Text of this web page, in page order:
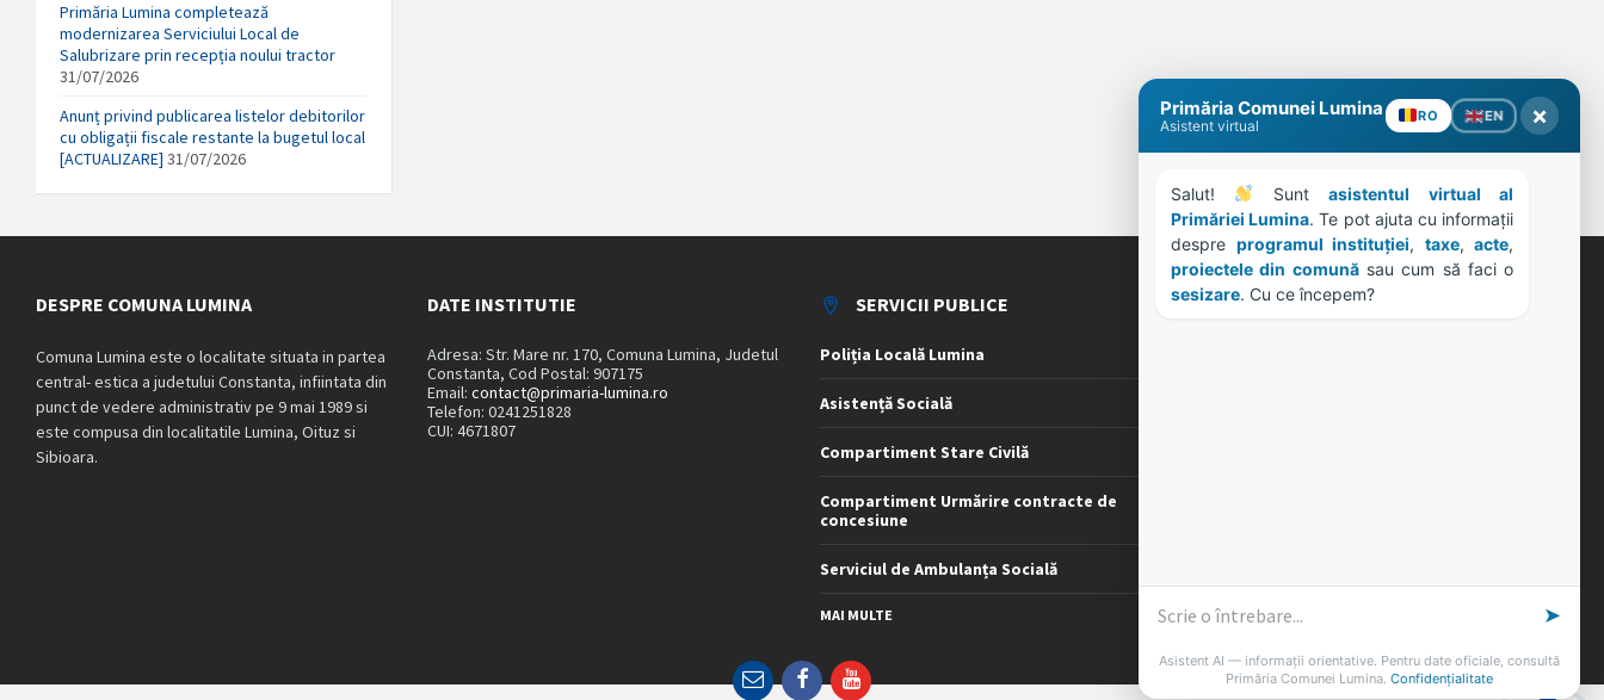
Primăria Lumina completează
modernizarea Serviciului Local de
Salubrizare prin recepția noului tractor
31/07/2026
Anunț privind publicarea listelor debitorilor
cu obligații fiscale restante la bugetul local
[ACTUALIZARE] 31/07/2026
DESPRE COMUNA LUMINA
Comuna Lumina este o localitate situata in partea
central- estica a judetului Constanta, infiintata din
punct de vedere administrativ pe 9 mai 1989 si
este compusa din localitatile Lumina, Oituz si
Sibioara.
DATE INSTITUTIE
Adresa: Str. Mare nr. 170, Comuna Lumina, Judetul
Constanta, Cod Postal: 907175
Email:contact@primaria-lumina.ro
Telefon: 0241251828
CUI: 4671807
SERVICII PUBLICE
Poliția Locală Lumina
Asistență Socială
Compartiment Stare Civilă
Compartiment Urmărire contracte de
concesiune
Serviciul de Ambulanța Socială
MAI MULTE
ORE DE LUCRU
EmailFacebookYouTube
Primăria Comunei Lumina
Asistent virtual
RO EN ×
Salut! Sunt asistentul virtual al
Primăriei Lumina. Te pot ajuta cu informații
despre programul instituției, taxe, acte
proiectele din comună
sau cum să faci o
sesizare. Cu ce începem?
➤
Asistent AI — informații orientative. Pentru date oficiale, consultă
Primăria Comunei Lumina. Confidențialitate